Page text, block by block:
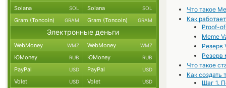
Что такое
Как
Proof-
Meme
Резерв
Резерв
Что такое
Как создать
Шаг 1.
Solana SOL Solana SOL
Gram (Toncoin) GRAM Gram (Toncoin) GRAM
Электронные деньги
WebMoney WMZ WebMoney WMZ
ЮMoney RUB ЮMoney RUB
PayPal USD PayPal USD
Volet USD Volet USD